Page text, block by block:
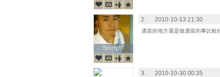
Sporty87
Sporty87
2. 2010-10-13 21:30
適當的地方還是做適當的事比較
3. 2010-10-30 00:35